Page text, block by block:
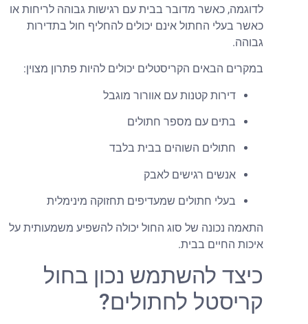
לדוגמה, כאשר מדובר בבית עם רגישות גבוהה לריחות או
כאשר בעלי החתול אינם יכולים להחליף חול בתדירות
במקרים הבאים הקריסטלים יכולים להיות פתרון מצוין:
דירות קטנות עם אוורור מוגבל
בתים עם מספר חתולים
חתולים השוהים בבית בלבד
אנשים רגישים לאבק
בעלי חתולים שמעדיפים תחזוקה מינימלית
התאמה נכונה של סוג החול יכולה להשפיע משמעותית על
איכות החיים בבית.
כיצד להשתמש נכון בחול
קריסטל לחתולים?